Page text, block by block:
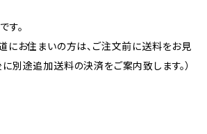
す。
にお住まいの方は、ご注文前に送料をお見
別途追加送料の決済をご案内致します。）